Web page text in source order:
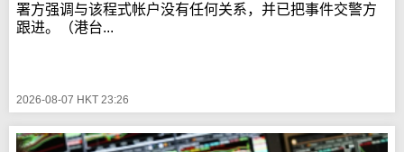
署方强调与该程式帐户没有任何关系，并已把事件交警方
跟进。（港台...
2026-08-07 HKT 23:26